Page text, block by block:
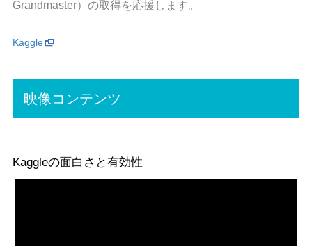
Grandmaster）の取得を応援します。
Kaggle
映像コンテンツ
Kaggleの面白さと有効性